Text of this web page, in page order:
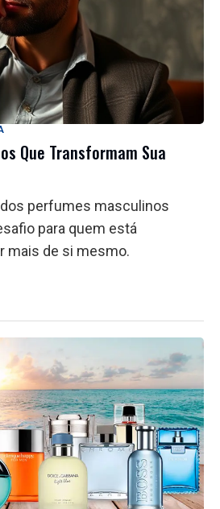
Que Transformam Sua
perfumes masculinos
para quem está
mais de si mesmo.